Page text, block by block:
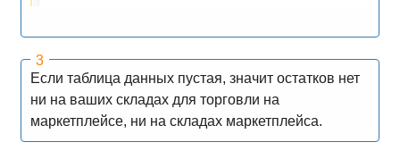
Если таблица данных пустая, значит остатков нет
ни на ваших складах для торговли на
маркетплейсе, ни на складах маркетплейса.